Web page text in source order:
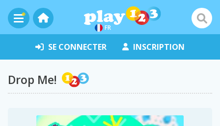
FR
SE CONNECTER INSCRIPTION
Drop Me!